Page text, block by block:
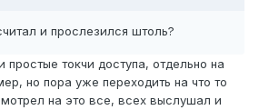
и прослезился штоль?
простые токчи доступа, отдельно на
но пора уже переходить на что то
на это все, всех выслушал и